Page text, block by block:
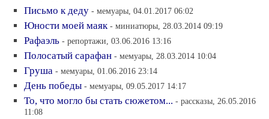
Письмо к деду - мемуары, 04.01.2017 06:02
Юности моей маяк - миниатюры, 28.03.2014 09:19
Рафаэль - репортажи, 03.06.2016 13:16
Полосатый сарафан - мемуары, 28.03.2014 10:04
Груша - мемуары, 01.06.2016 23:14
День победы - мемуары, 09.05.2017 14:17
То, что могло бы стать сюжетом... - рассказы, 26.05.2016
11:08